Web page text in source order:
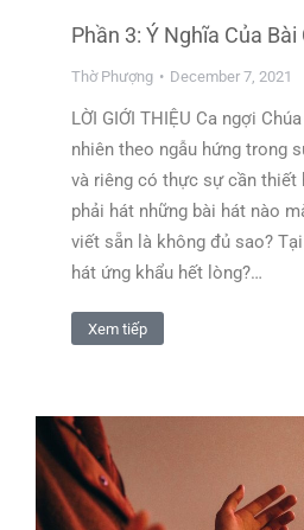
Phần 3: Ý Nghĩa Của Bài
Thờ Phượng December 7, 2021
LỜI GIỚI THIỆU Ca ngợi
nhiên theo ngẫu hứng trong
và riêng có thực sự cần thiết
phải hát những bài hát nào
viết sẵn là không đủ sao?
hát ứng khẩu hết lòng?…
Xem tiếp